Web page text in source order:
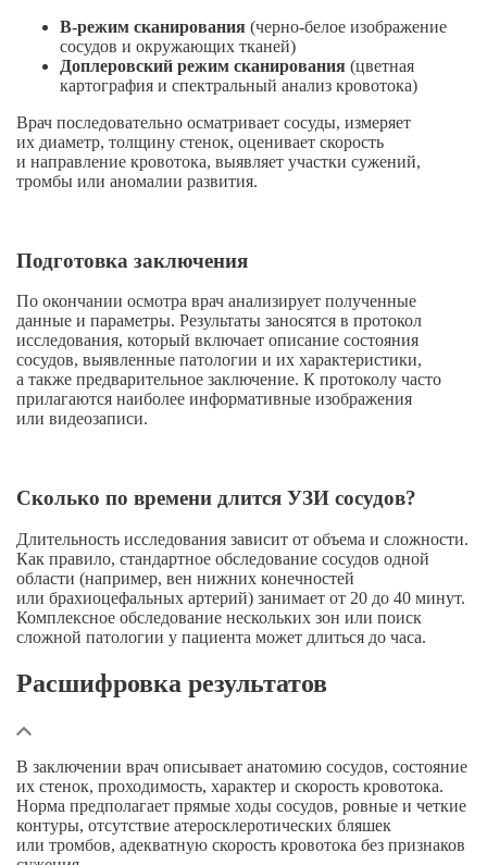
В-режим сканирования (черно-белое изображение
сосудов и окружающих тканей)
Доплеровский режим сканирования (цветная
картография и спектральный анализ кровотока)
Врач последовательно осматривает сосуды, измеряет
их диаметр, толщину стенок, оценивает скорость
и направление кровотока, выявляет участки сужений,
тромбы или аномалии развития.
Подготовка заключения
По окончании осмотра врач анализирует полученные
данные и параметры. Результаты заносятся в протокол
исследования, который включает описание состояния
сосудов, выявленные патологии и их характеристики,
а также предварительное заключение. К протоколу часто
прилагаются наиболее информативные изображения
или видеозаписи.
Сколько по времени длится УЗИ сосудов?
Длительность исследования зависит от объема и сложности.
Как правило, стандартное обследование сосудов одной
области (например, вен нижних конечностей
или брахиоцефальных артерий) занимает от 20 до 40 минут.
Комплексное обследование нескольких зон или поиск
сложной патологии у пациента может длиться до часа.
Расшифровка результатов
В заключении врач описывает анатомию сосудов, состояние
их стенок, проходимость, характер и скорость кровотока.
Норма предполагает прямые ходы сосудов, ровные и четкие
контуры, отсутствие атеросклеротических бляшек
или тромбов, адекватную скорость кровотока без признаков